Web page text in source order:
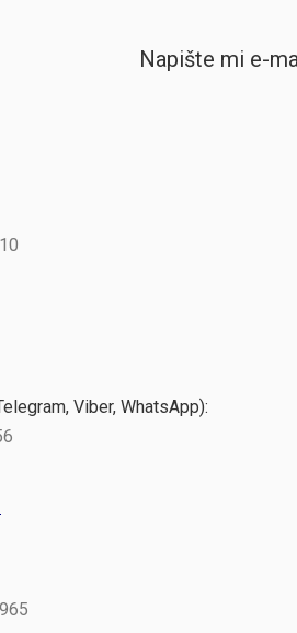
Napište mi e-
Viber, WhatsApp):